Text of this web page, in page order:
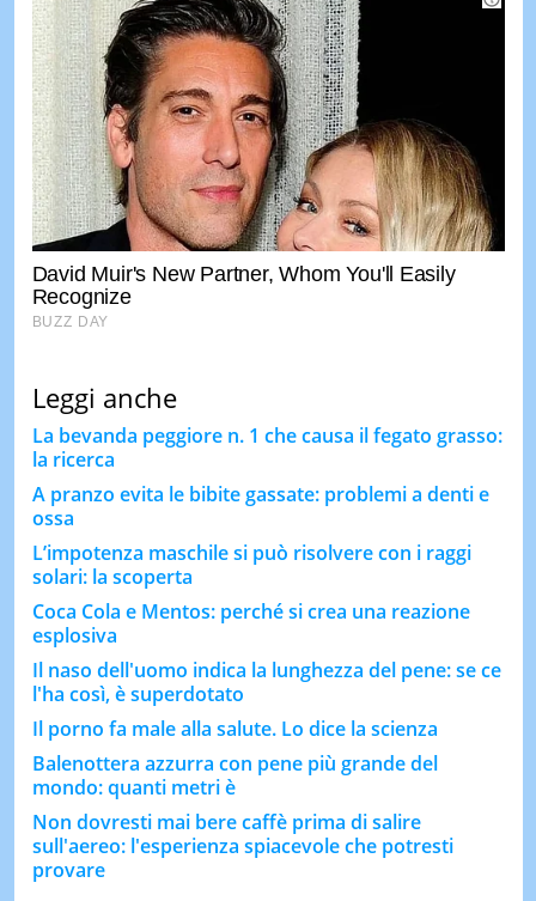
Leggi anche
La bevanda peggiore n. 1 che causa il fegato grasso:
la ricerca
A pranzo evita le bibite gassate: problemi a denti e
ossa
L’impotenza maschile si può risolvere con i raggi
solari: la scoperta
Coca Cola e Mentos: perché si crea una reazione
esplosiva
Il naso dell'uomo indica la lunghezza del pene: se ce
l'ha così, è superdotato
Il porno fa male alla salute. Lo dice la scienza
Balenottera azzurra con pene più grande del
mondo: quanti metri è
Non dovresti mai bere caffè prima di salire
sull'aereo: l'esperienza spiacevole che potresti
provare